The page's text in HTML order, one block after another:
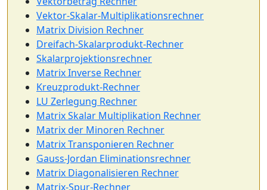
Vektor-Skalar-Multiplikationsrechner
Matrix Division Rechner
Dreifach-Skalarprodukt-Rechner
Skalarprojektionsrechner
Matrix Inverse Rechner
Kreuzprodukt-Rechner
LU Zerlegung Rechner
Matrix Skalar Multiplikation Rechner
Matrix der Minoren Rechner
Matrix Transponieren Rechner
Gauss-Jordan Eliminationsrechner
Matrix Diagonalisieren Rechner
Matrix-Spur-Rechner